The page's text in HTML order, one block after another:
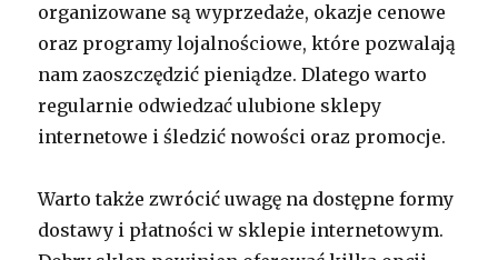
organizowane są wyprzedaże, okazje cenowe
oraz programy lojalnościowe, które pozwalają
nam zaoszczędzić pieniądze. Dlatego warto
regularnie odwiedzać ulubione sklepy
internetowe i śledzić nowości oraz promocje.
Warto także zwrócić uwagę na dostępne formy
dostawy i płatności w sklepie internetowym.